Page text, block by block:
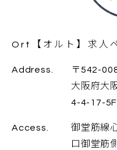
Ort【オルト】求人
Address.
〒542-
大阪府大
4-4-17-5F
Access.
御堂筋線
口御堂筋